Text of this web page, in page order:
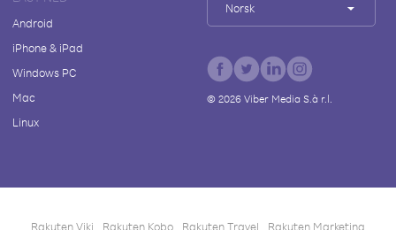
Android
iPhone & iPad
Windows PC
Mac
Linux
Norsk
© 2026Viber Media S.à r.l.
Rakuten Viki Rakuten Kobo Rakuten Travel Rakuten Marketing